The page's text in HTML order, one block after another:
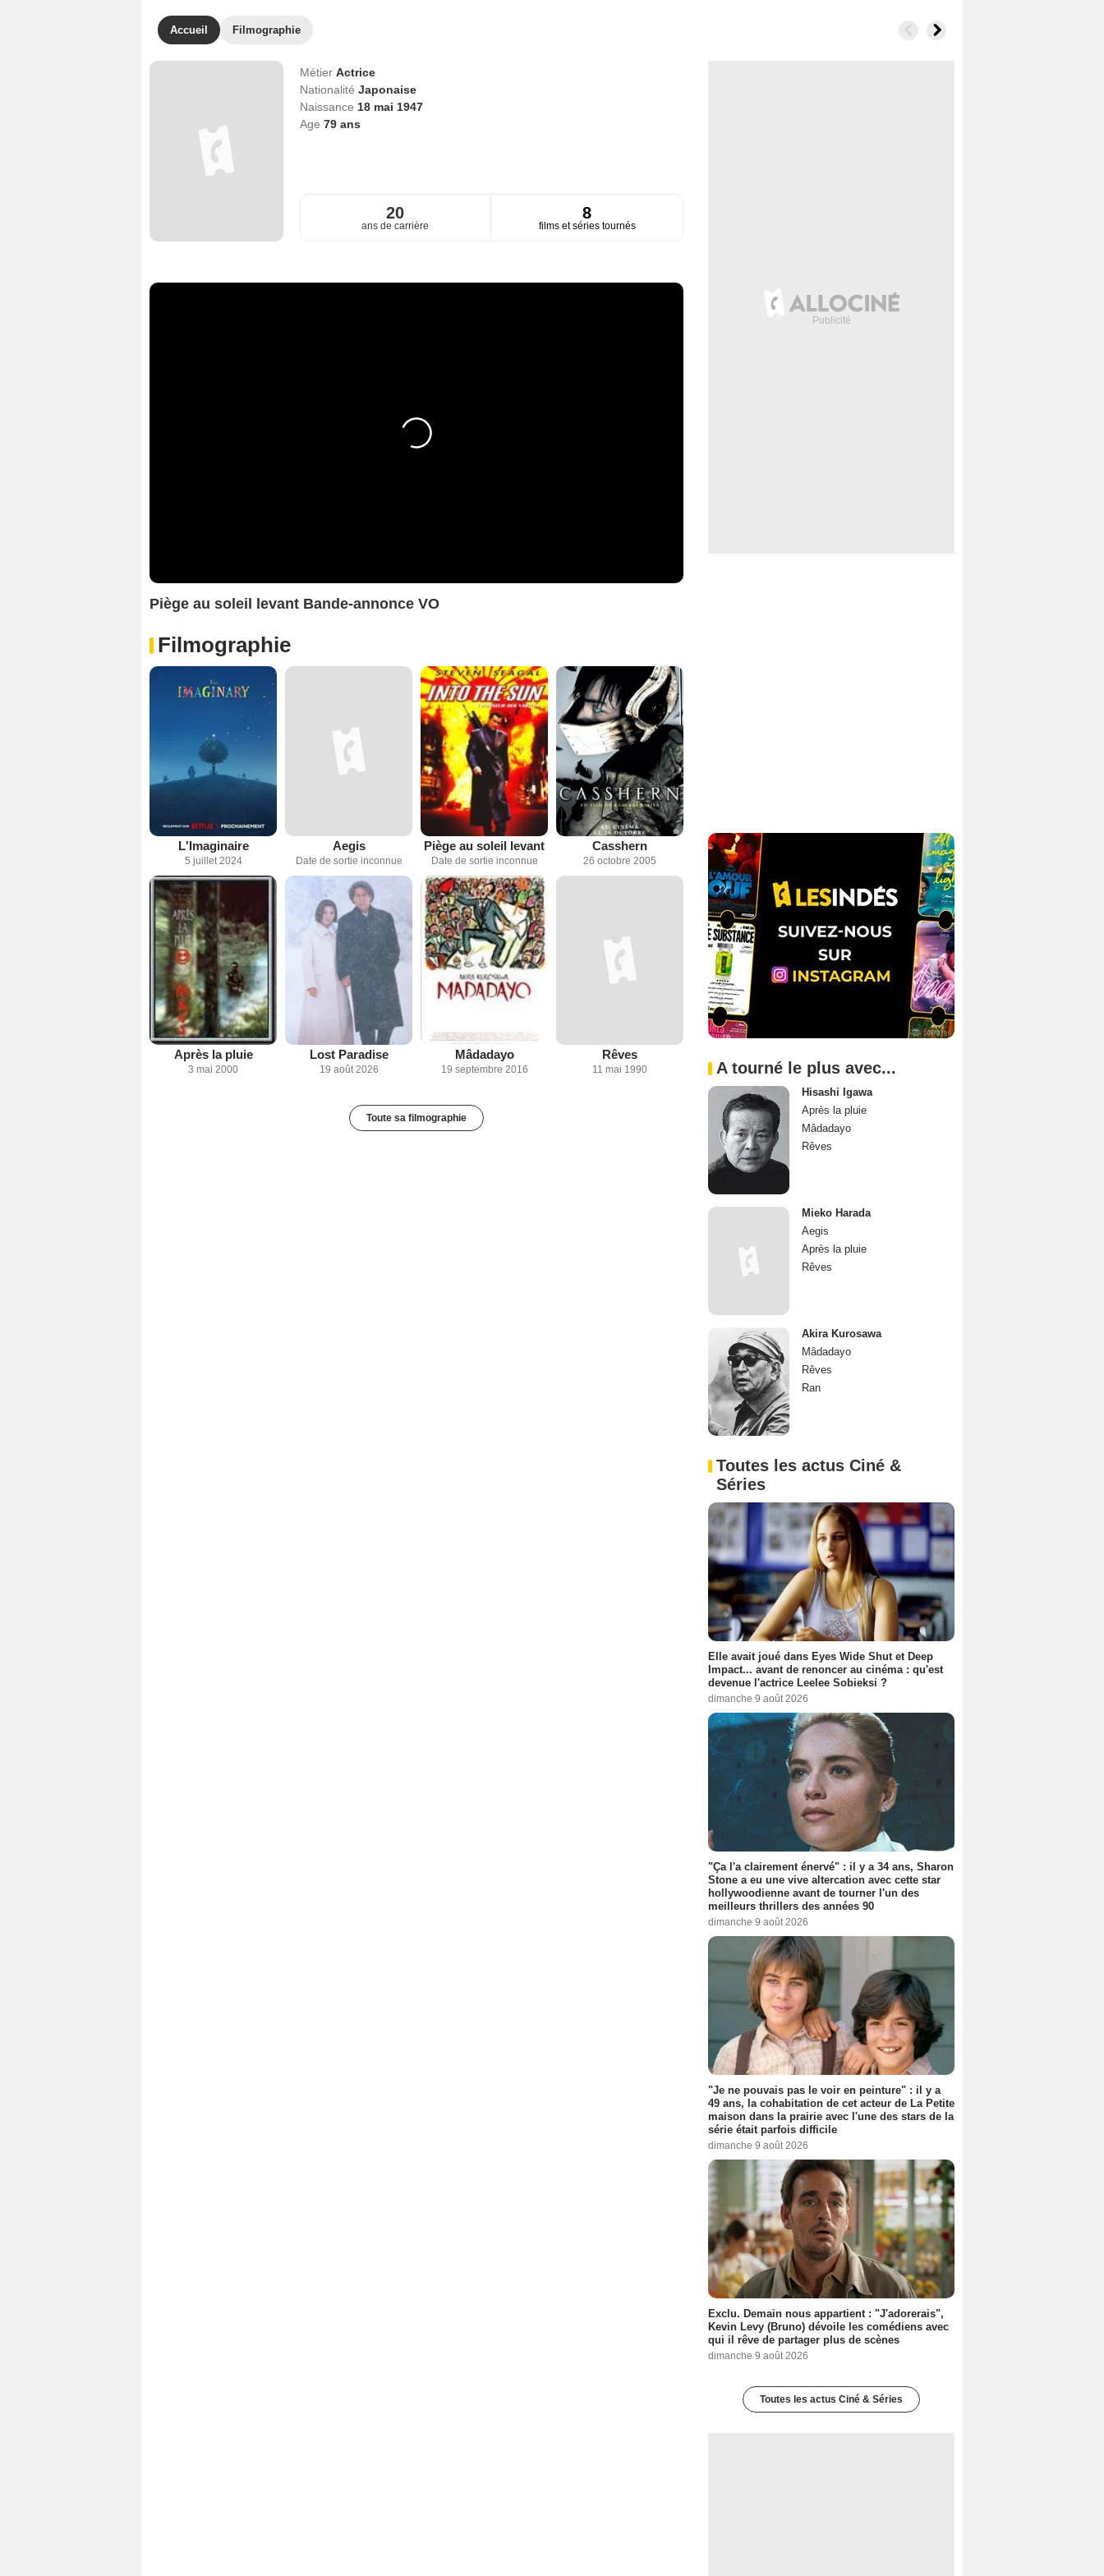
Accueil Filmographie
Métier Actrice
Nationalité Japonaise
Naissance 18 mai 1947
Age 79ans
20
ans de carrière
8
films et séries tournés
Piège au soleil levant Bande-annonce VO
Filmographie
L'Imaginaire
5 juillet 2024
Aegis
Date de sortie inconnue
Piège au soleil levant
Date de sortie inconnue
Casshern
26 octobre 2005
Après la pluie
3 mai 2000
Lost Paradise
19 août 2026
Mâdadayo
19 septembre 2016
Rêves
11 mai 1990
Toute sa filmographie
A tourné le plus avec...
Hisashi Igawa
Après la pluie
Mâdadayo
Rêves
Mieko Harada
Aegis
Après la pluie
Rêves
Akira Kurosawa
Mâdadayo
Rêves
Ran
Toutes les actus Ciné &
Séries
Elle avait joué dans Eyes Wide Shut et Deep
Impact... avant de renoncer au cinéma : qu'est
devenue l'actrice Leelee Sobieksi ?
dimanche 9 août 2026
"Ça l'a clairement énervé" : il y a 34 ans, Sharon
Stone a eu une vive altercation avec cette star
hollywoodienne avant de tourner l'un des
meilleurs thrillers des années 90
dimanche 9 août 2026
"Je ne pouvais pas le voir en peinture" : il y a
49 ans, la cohabitation de cet acteur de La Petite
maison dans la prairie avec l'une des stars de la
série était parfois difficile
dimanche 9 août 2026
Exclu. Demain nous appartient : "J'adorerais",
Kevin Levy (Bruno) dévoile les comédiens avec
qui il rêve de partager plus de scènes
dimanche 9 août 2026
Toutes les actus Ciné & Séries